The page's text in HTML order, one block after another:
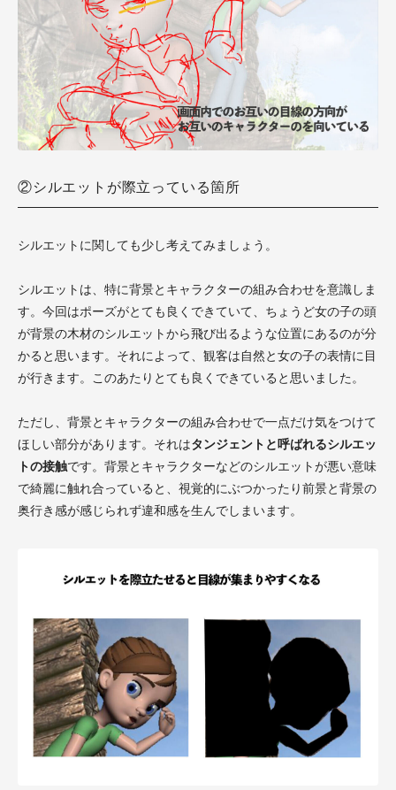
②シルエットが際立っている箇所
シルエットに関しても少し考えてみましょう。
シルエットは、特に背景とキャラクターの組み合わせを意識しま
す。今回はポーズがとても良くできていて、ちょうど女の子の頭
が背景の木材のシルエットから飛び出るような位置にあるのが分
かると思います。それによって、観客は自然と女の子の表情に目
が行きます。このあたりとても良くできていると思いました。
ただし、背景とキャラクターの組み合わせで一点だけ気をつけて
ほしい部分があります。それはタンジェントと呼ばれるシルエッ
トの接触です。背景とキャラクターなどのシルエットが悪い意味
で綺麗に触れ合っていると、視覚的にぶつかったり前景と背景の
奥行き感が感じられず違和感を生んでしまいます。